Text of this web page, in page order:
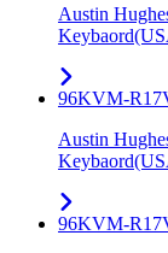
Austin
96KVM-
Austin
96KVM-